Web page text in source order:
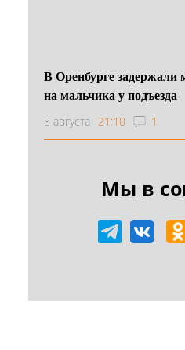
В Оренбурге
на мальчика у подъезда
8 августа 21:10 1
Мы в